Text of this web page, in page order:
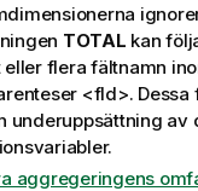
TOTAL kan
eller flera fältnamn
<fld>.
underuppsättning av
aggregeringens